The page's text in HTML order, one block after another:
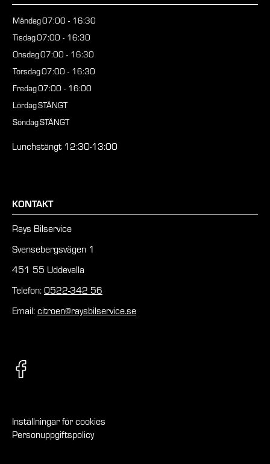
Måndag07:00 - 16:30
Tisdag07:00 - 16:30
Onsdag07:00 - 16:30
Torsdag07:00 - 16:30
Fredag07:00 - 16:00
LördagSTÄNGT
SöndagSTÄNGT
Lunchstängt 12:30-13:00
KONTAKT
Rays Bilservice
Svensebergsvägen 1
451 55 Uddevalla
Telefon: 0522-342 56
Email: citroen@raysbilservice.se
Inställningar för cookies
Personuppgiftspolicy